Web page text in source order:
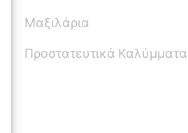
Μαξιλάρια
Προστατευτικά Καλύμματα